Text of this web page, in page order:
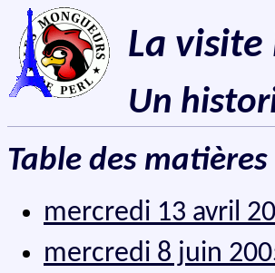
La visite
Un
Table des matières
mercredi 13 avril
mercredi 8 juin